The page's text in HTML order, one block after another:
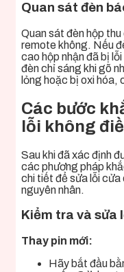
Quan sát đèn
Quan sát đèn hộp
remote không. Nếu
cao hộp nhận đã bị
đèn chỉ sáng khi gõ
lỏng hoặc bị oxi hóa,
Các bước
lỗi không
Sau khi đã xác định
các phương pháp
chi tiết để sửa lỗi cửa
nguyên nhân.
Kiểm tra và sửa
Thay pin mới:
Hãy bắt đầu